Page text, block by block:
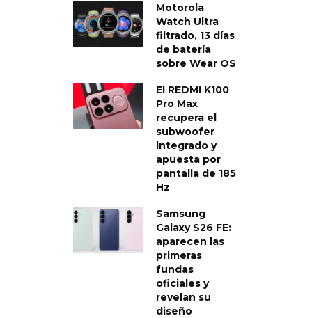
Motorola
Watch Ultra
filtrado, 13 días
de batería
sobre Wear OS
El REDMI K100
Pro Max
recupera el
subwoofer
integrado y
apuesta por
pantalla de 185
Hz
Samsung
Galaxy S26 FE:
aparecen las
primeras
fundas
oficiales y
revelan su
diseño